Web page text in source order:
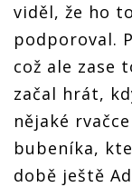
viděl, že ho
podporoval.
což ale zase
začal hrát,
nějaké
bubeníka,
době ještě